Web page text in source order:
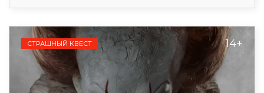
СТРАШНЫЙ КВЕСТ 14+